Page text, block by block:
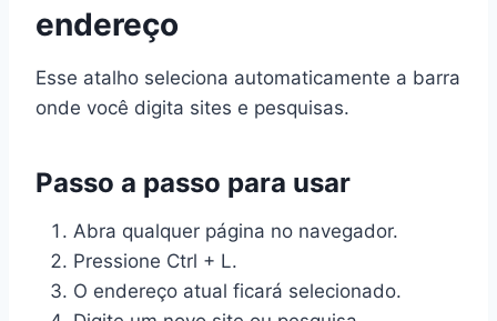
endereço
Esse atalho seleciona automaticamente a barra
onde você digita sites e pesquisas.
Passo a passo para usar
Abra qualquer página no navegador.
Pressione Ctrl + L.
O endereço atual ficará selecionado.